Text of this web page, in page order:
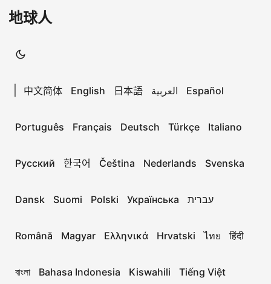
地球人
中文简体 English 日本語 العربية Español
Português Français Deutsch Türkçe Italiano
Русский 한국어 Čeština Nederlands Svenska
Dansk Suomi Polski Українська עברית
Română Magyar Ελληνικά Hrvatski ไทย हिंदी
বাংলা Bahasa Indonesia Kiswahili Tiếng Việt